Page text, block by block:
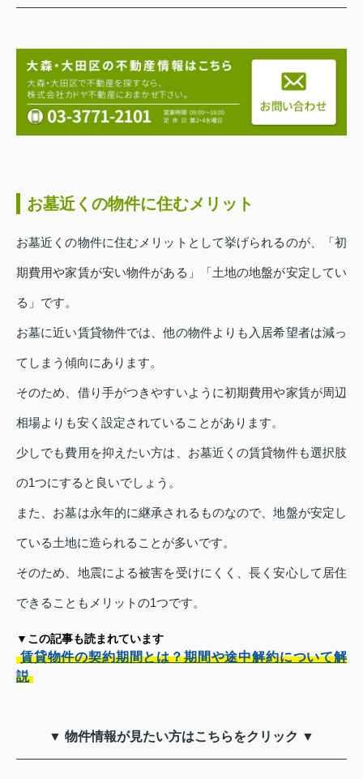
お墓近くの物件に住むメリット
お墓近くの物件に住むメリットとして挙げられるのが、「初
期費用や家賃が安い物件がある」「土地の地盤が安定してい
る」です。
お墓に近い賃貸物件では、他の物件よりも入居希望者は減っ
てしまう傾向にあります。
そのため、借り手がつきやすいように初期費用や家賃が周辺
相場よりも安く設定されていることがあります。
少しでも費用を抑えたい方は、お墓近くの賃貸物件も選択肢
の1つにすると良いでしょう。
また、お墓は永年的に継承されるものなので、地盤が安定し
ている土地に造られることが多いです。
そのため、地震による被害を受けにくく、長く安心して居住
できることもメリットの1つです。
▼この記事も読まれています
賃貸物件の契約期間とは？期間や途中解約について解
説
▼ 物件情報が見たい方はこちらをクリック ▼